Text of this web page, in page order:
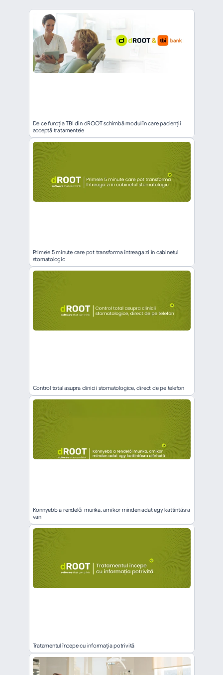
De ce funcția TBI din dROOT schimbă modul în care pacienții
acceptă tratamentele
Primele 5 minute care pot transforma întreaga zi în cabinetul
stomatologic
Control total asupra clinicii stomatologice, direct de pe telefon
Könnyebb a rendelői munka, amikor minden adat egy kattintásra
van
Tratamentul începe cu informația potrivită